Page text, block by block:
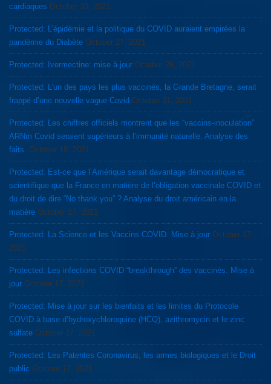
cardiaques October 30, 2021
Protected: L’épidémie et la politique du COVID auraient empirées la
pandémie du Diabète October 27, 2021
Protected: Ivermectine: mise à jour October 26, 2021
Protected: L’un des pays les plus vaccinés, la Grande Bretagne, serait
frappé d’une nouvelle vague Covid October 21, 2021
Protected: Les chiffres officiels montrent que les “vaccins-inoculation”
ARNm Covid seraient supérieurs à l’immunité naturelle. Analyse des
faits.
October 18, 2021
Protected: Est-ce que l’Amérique serait davantage démocratique et
scientifique que la France en matière de l’obligation vaccinale COVID et
du droit de dire “No thank you” ? Analyse du droit américain en la
matière October 17, 2021
Protected: La Science et les Vaccins COVID. Mise à jour October 17,
2021
Protected: Les infections COVID “breakthrough” des vaccinés. Mise à
jour October 17, 2021
Protected: Mise à jour sur les bienfaits et les limites du Protocole
COVID à base d’hydroxychloroquine (HCQ), azithromycin et le zinc
sulfate October 17, 2021
Protected: Les Patentes Coronavirus, les armes biologiques et le Droit
public October 17, 2021